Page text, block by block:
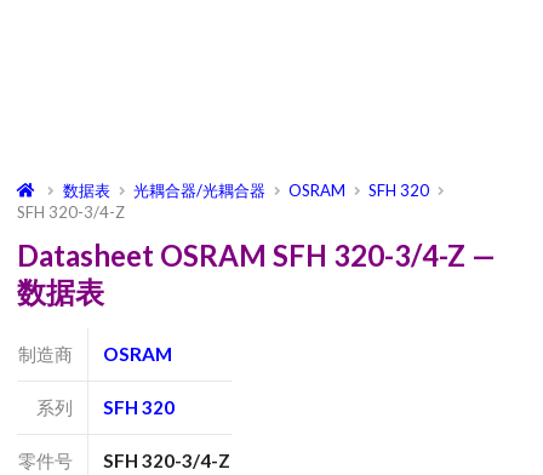
数据表 光耦合器/光耦合器 OSRAM
SFH 320
SFH 320-3/4-Z
Datasheet OSRAM SFH 320-3/4-Z —
数据表
制造商 OSRAM
系列 SFH 320
零件号 SFH 320-3/4-Z